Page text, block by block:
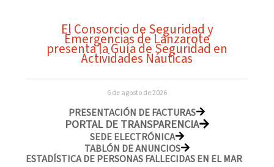
El Consorcio de Seguridad y
Emergencias de Lanzarote
presenta la Guía de Seguridad en
Actividades Náuticas
6 de agosto de 2026
PRESENTACIÓN DE FACTURAS
PORTAL DE TRANSPARENCIA
SEDE ELECTRÓNICA
TABLÓN DE ANUNCIOS
ESTADÍSTICA DE PERSONAS FALLECIDAS EN EL MAR